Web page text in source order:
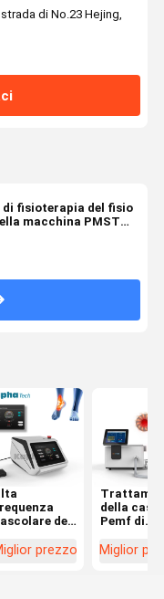
di No.23 Hejing,
fisioterapia del fisio
macchina PMST
del
prezzo
della casa
Pemf di
dolore del
Miglior